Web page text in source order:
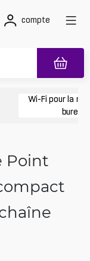
compte
Wi-Fi pour la
bureau
Point